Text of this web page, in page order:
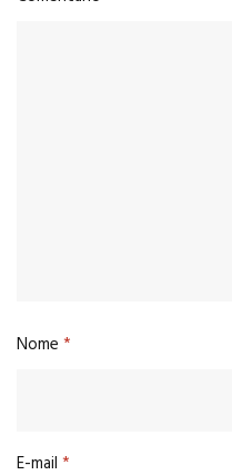
Nome *
E-mail *